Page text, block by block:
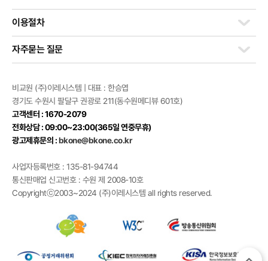
이용절차
자주묻는 질문
비교원 (주)이레시스템 | 대표 : 한승엽
경기도 수원시 팔달구 권광로 211(동수원메디뷰 601호)
고객센터 : 1670-2079
전화상담 : 09:00~23:00(365일 연중무휴)
광고제휴문의 :bkone@bkone.co.kr
사업자등록번호 : 135-81-94744
통신판매업 신고번호 : 수원 제 2008-10호
Copyrightⓒ2003~2024 (주)이레시스템 all rights reserved.